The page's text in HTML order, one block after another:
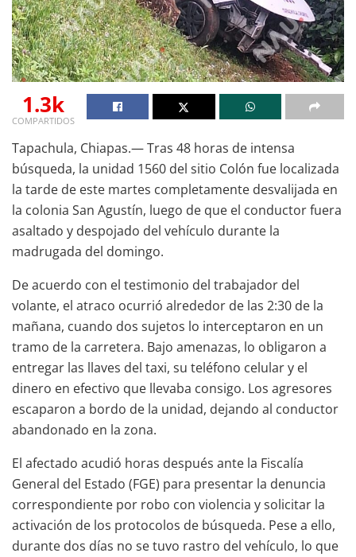
1.3k
COMPARTIDOS
Tapachula, Chiapas.— Tras 48 horas de intensa
búsqueda, la unidad 1560 del sitio Colón fue localizada
la tarde de este martes completamente desvalijada en
la colonia San Agustín, luego de que el conductor fuera
asaltado y despojado del vehículo durante la
madrugada del domingo.
De acuerdo con el testimonio del trabajador del
volante, el atraco ocurrió alrededor de las 2:30 de la
mañana, cuando dos sujetos lo interceptaron en un
tramo de la carretera. Bajo amenazas, lo obligaron a
entregar las llaves del taxi, su teléfono celular y el
dinero en efectivo que llevaba consigo. Los agresores
escaparon a bordo de la unidad, dejando al conductor
abandonado en la zona.
El afectado acudió horas después ante la Fiscalía
General del Estado (FGE) para presentar la denuncia
correspondiente por robo con violencia y solicitar la
activación de los protocolos de búsqueda. Pese a ello,
durante dos días no se tuvo rastro del vehículo, lo que